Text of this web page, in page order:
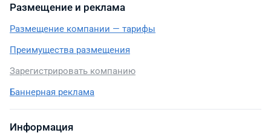
Размещение и реклама
Размещение компании — тарифы
Преимущества размещения
Зарегистрировать компанию
Баннерная реклама
Информация